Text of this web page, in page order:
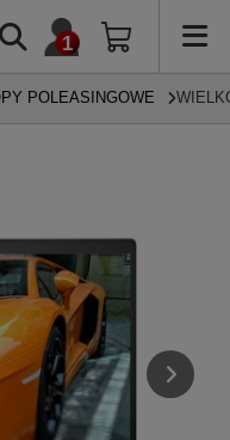
POLEASINGOWE